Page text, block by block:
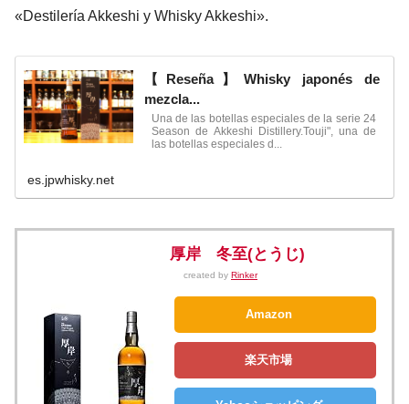
«Destilería Akkeshi y Whisky Akkeshi».
【Reseña】Whisky japonés de
mezcla...
Una de las botellas especiales de la serie 24
Season de Akkeshi Distillery.Touji", una de
las botellas especiales d...
es.jpwhisky.net
厚岸 冬至(とうじ)
created by Rinker
Amazon
楽天市場